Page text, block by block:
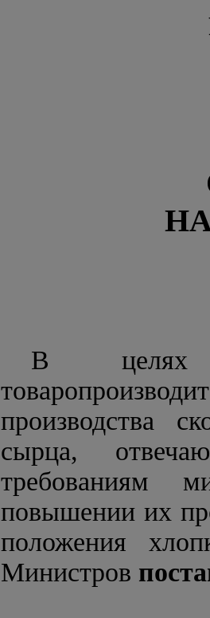
В целях
производства
сырца,
требованиям
повышении их
положения
Министров